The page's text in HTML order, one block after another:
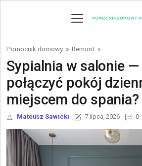
Pomocnik domowy » Remont »
Sypialnia w salonie
połączyć pokój
miejscem do spania?
Mateusz Sawicki 7 lipca, 2026 0